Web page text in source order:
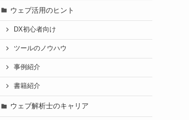
ウェブ活用のヒント
DX初心者向け
ツールのノウハウ
事例紹介
書籍紹介
ウェブ解析士のキャリア